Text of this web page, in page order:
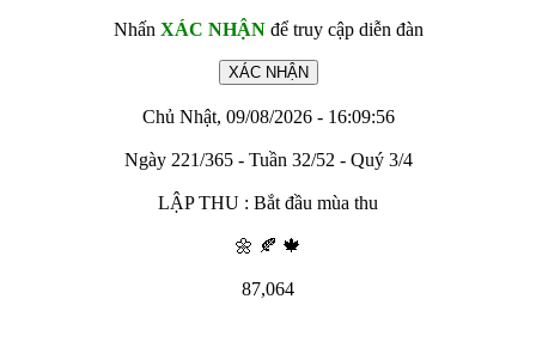
Nhấn XÁC NHẬNđể truy cập diễn đàn
Chủ Nhật, 09/08/2026 - 16:09:56
Ngày 221/365 - Tuần 32/52 - Quý 3/4
LẬP THU : Bắt đầu mùa thu
🌼 🍂 🍁
87,064